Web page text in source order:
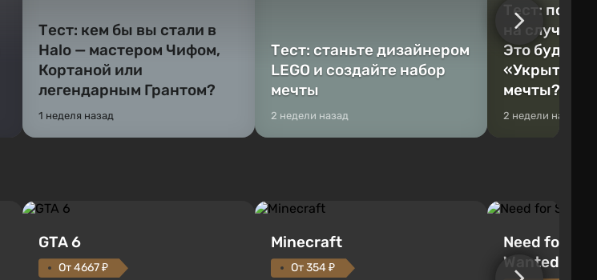
Тест: кем бы вы стали в
Halo — мастером Чифом,
Кортаной или
легендарным Грантом?
1 неделя назад
Тест: станьте дизайнером
LEGO и создайте набор
мечты
2 недели назад
Тест:
на случай
Это будет
«Укрытие»
мечты?
2 недели назад
GTA 6
От 4667 ₽
Minecraft
От 354 ₽
Need for
Wanted